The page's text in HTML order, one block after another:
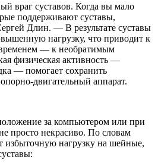
враг суставов. Когда вы мало
поддерживают суставы,
Длин. — В результате суставы
нагрузку, что приводит к
— к необратимым
физическая активность —
— помогает сохранить
двигательный аппарат.
за компьютером или при
просто некрасиво. По словам
избыточную нагрузку на шейные,